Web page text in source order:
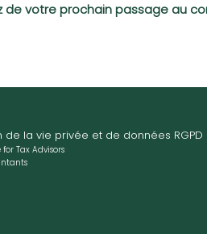
de votre prochain passage au
la vie privée et de données RGPD
Tax Advisors